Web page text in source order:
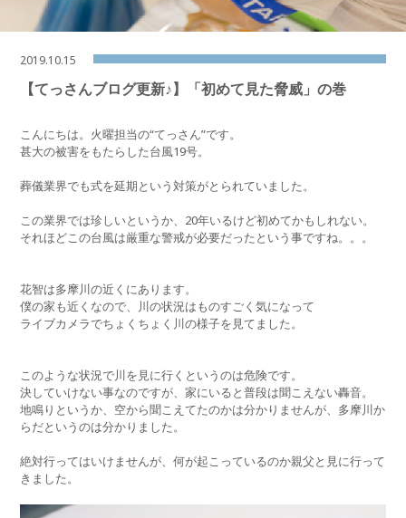
2019.10.15
【てっさんブログ更新♪】「初めて見た脅威」の巻
こんにちは。火曜担当の“てっさん”です。
甚大の被害をもたらした台風19号。
葬儀業界でも式を延期という対策がとられていました。
この業界では珍しいというか、20年いるけど初めてかもしれない。
それほどこの台風は厳重な警戒が必要だったという事ですね。。。
花智は多摩川の近くにあります。
僕の家も近くなので、川の状況はものすごく気になって
ライブカメラでちょくちょく川の様子を見てました。
このような状況で川を見に行くというのは危険です。
決していけない事なのですが、家にいると普段は聞こえない轟音。
地鳴りというか、空から聞こえてたのかは分かりませんが、多摩川か
らだというのは分かりました。
絶対行ってはいけませんが、何が起こっているのか親父と見に行って
きました。